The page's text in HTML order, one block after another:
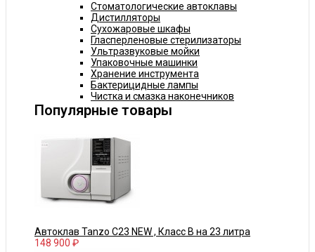
Стоматологические автоклавы
Дистилляторы
Сухожаровые шкафы
Гласперленовые стерилизаторы
Ультразвуковые мойки
Упаковочные машинки
Хранение инструмента
Бактерицидные лампы
Чистка и смазка наконечников
Популярные товары
Автоклав Tanzo C23 NEW , Класс В на 23 литра
148 900 ₽